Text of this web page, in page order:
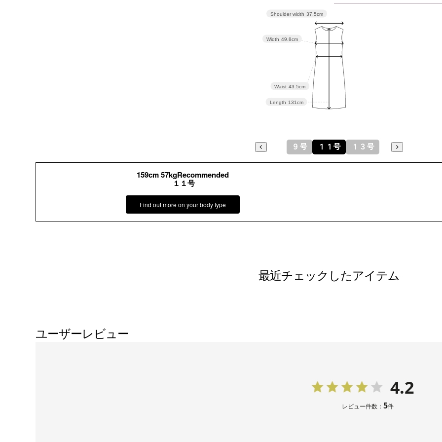
Length 131cm
Waist 43.5cm
Width 49.8cm
Shoulder width 37.5cm
９号 １１号 １３号
159cm 57kgRecommended
１１号
Find out more on your body type
最近チェックしたアイテム
ユーザーレビュー
4.2
レビュー件数： 5件